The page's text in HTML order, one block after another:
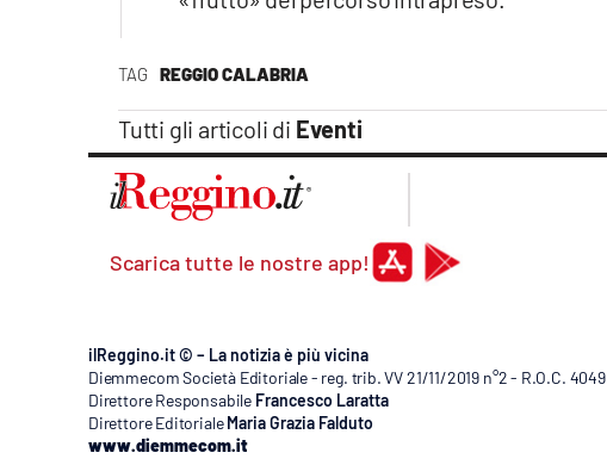
Vai
TAG REGGIO CALABRIA
Tutti gli articoli di Eventi
Scarica tutte le nostre app!
ilReggino.it © – La notizia è più vicina
Diemmecom Società Editoriale - reg. trib. VV 21/11/2019 n°2 - R.O.C. 4049
Direttore Responsabile Francesco Laratta
Direttore Editoriale Maria Grazia Falduto
www.diemmecom.it